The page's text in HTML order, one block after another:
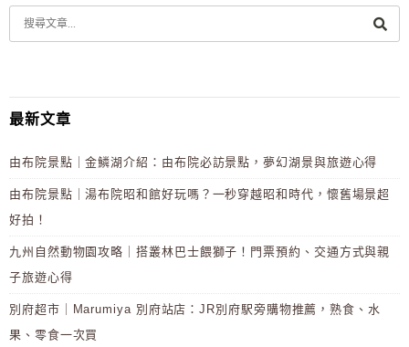
最新文章
由布院景點｜金鱗湖介紹：由布院必訪景點，夢幻湖景與旅遊心得
由布院景點｜湯布院昭和館好玩嗎？一秒穿越昭和時代，懷舊場景超
好拍！
九州自然動物園攻略｜搭叢林巴士餵獅子！門票預約、交通方式與親
子旅遊心得
別府超市｜Marumiya 別府站店：JR別府駅旁購物推薦，熟食、水
果、零食一次買